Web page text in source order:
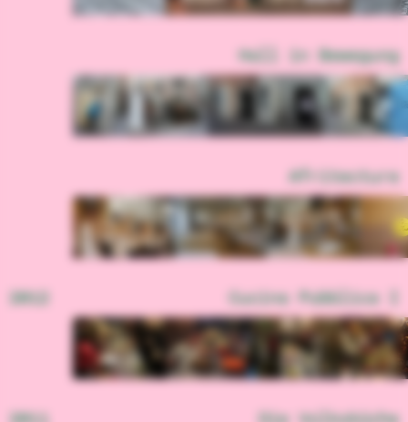
Hall in Bewegung
Afritecture
2012 Cucina Pubblica I